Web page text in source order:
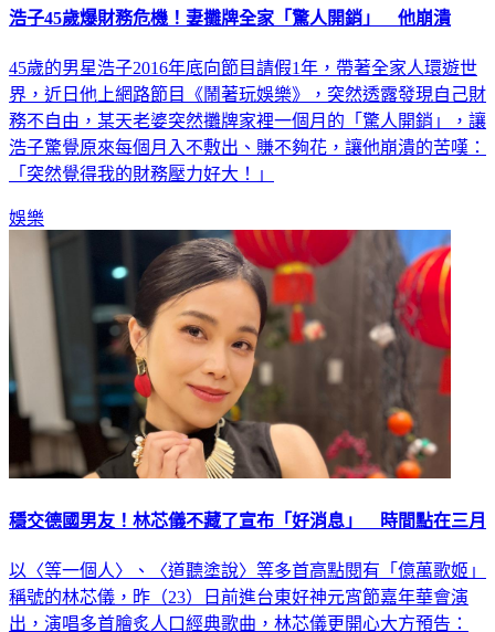
浩子45歲爆財務危機！妻攤牌全家「驚人開銷」 他崩潰
45歲的男星浩子2016年底向節目請假1年，帶著全家人環遊世
界，近日他上網路節目《鬧著玩娛樂》，突然透露發現自己財
務不自由，某天老婆突然攤牌家裡一個月的「驚人開銷」，讓
浩子驚覺原來每個月入不敷出、賺不夠花，讓他崩潰的苦嘆：
「突然覺得我的財務壓力好大！」
娛樂
穩交德國男友！林芯儀不藏了宣布「好消息」 時間點在三月
以〈等一個人〉、〈道聽塗說〉等多首高點閱有「億萬歌姬」
稱號的林芯儀，昨（23）日前進台東好神元宵節嘉年華會演
出，演唱多首膾炙人口經典歌曲，林芯儀更開心大方預告：